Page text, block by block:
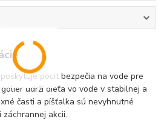
pocit bezpečia na vode pre
udrží dieťa vo vode v stabilnej a
časti a píšťalka sú nevyhnutné
akcii.